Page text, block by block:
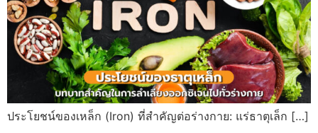
ประโยชน์ของเหล็ก (Iron) ที่สำคัญต่อร่างกาย: แร่ธาตุเล็ก […]